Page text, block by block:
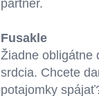
partner.
Fusakle
Žiadne obligátne
srdcia. Chcete
potajomky